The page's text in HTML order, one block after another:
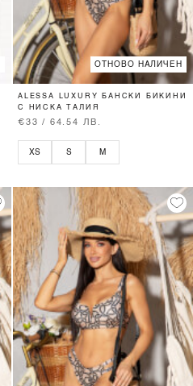
ОТНОВО НАЛИЧЕН
ALESSA LUXURY БАНСКИ БИКИНИ
С НИСКА ТАЛИЯ
€33 / 64.54 ЛВ.
XS S M